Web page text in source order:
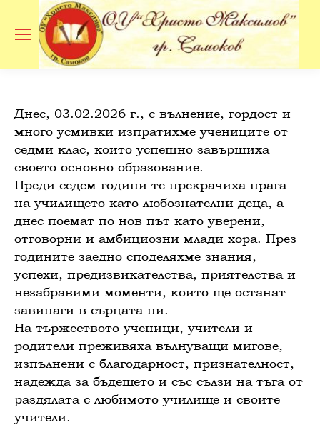
Днес, 03.02.2026 г., с вълнение, гордост и
много усмивки изпратихме учениците от
седми клас, които успешно завършиха
своето основно образование.
Преди седем години те прекрачиха прага
на училището като любознателни деца, а
днес поемат по нов път като уверени,
отговорни и амбициозни млади хора. През
годините заедно споделяхме знания,
успехи, предизвикателства, приятелства и
незабравими моменти, които ще останат
завинаги в сърцата ни.
На тържеството ученици, учители и
родители преживяха вълнуващи мигове,
изпълнени с благодарност, признателност,
надежда за бъдещето и със сълзи на тъга от
раздялата с любимото училище и своите
учители.